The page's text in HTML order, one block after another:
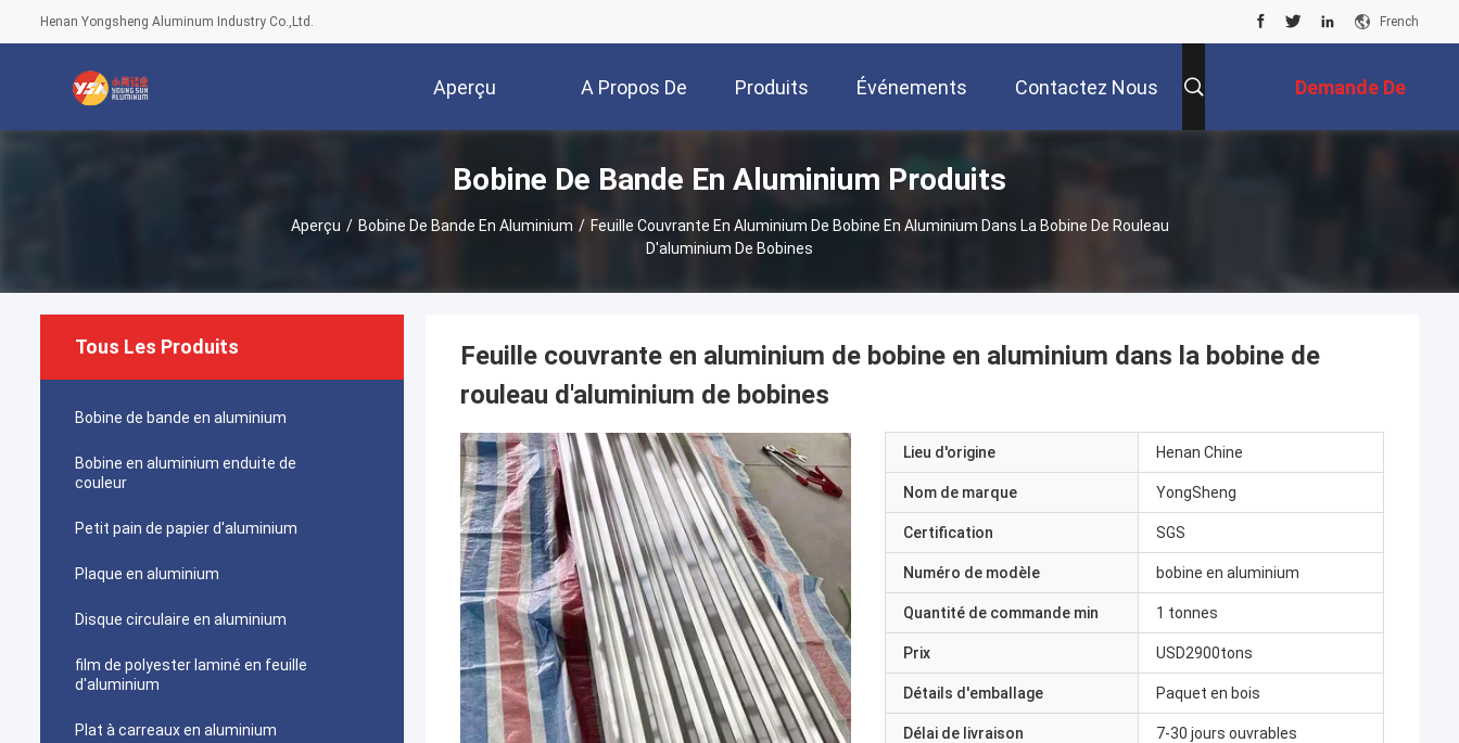
Henan Yongsheng Aluminum Industry Co.,Ltd. French
Aperçu A Propos De
Nous
Produits Événements Contactez Nous Demande De
Soumission
Bobine De Bande En Aluminium Produits
Aperçu / Bobine De Bande En Aluminium / Feuille Couvrante En Aluminium De Bobine En Aluminium Dans La Bobine De Rouleau
D'aluminium De Bobines
Tous Les Produits
Bobine de bande en aluminium
Bobine en aluminium enduite de
couleur
Petit pain de papier d'aluminium
Plaque en aluminium
Disque circulaire en aluminium
film de polyester laminé en feuille
d'aluminium
Plat à carreaux en aluminium
Feuille couvrante en aluminium de bobine en aluminium dans la bobine de
rouleau d'aluminium de bobines
Lieu d'origine Henan Chine
Nom de marque YongSheng
Certification SGS
Numéro de modèle bobine en aluminium
Quantité de commande min 1 tonnes
Prix USD2900tons
Détails d'emballage Paquet en bois
Délai de livraison 7-30 jours ouvrables